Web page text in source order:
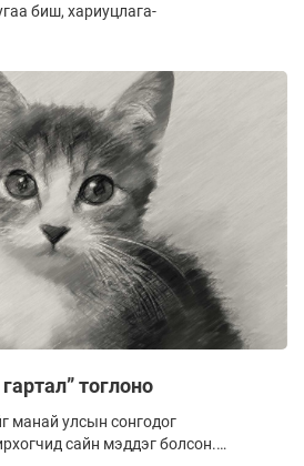
биш, хариуцлага-
тоглоно
манай улсын сонгодог
сайн мэддэг болсон.